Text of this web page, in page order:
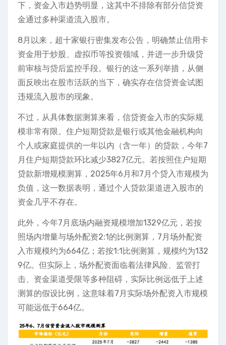
下，资金入市趋势明显，这其中不排除有部分信贷资
金通过多种渠道流入股市。
8月以来，超十家银行密集发布公告，明确禁止信用卡
资金用于炒股、虚拟币等投资领域，并进一步升级贷
前审核与贷后监控手段。银行的这一系列举措，从侧
面反映出在股市活跃的当下，确实存在信贷资金试图
违规流入股市的现象。
不过，从具体数据测算来看，信贷资金入市的实际规
模非常有限。住户短期贷款是银行或其他金融机构向
个人或家庭提供的一年以内（含一年）的贷款，今年7
月住户短期贷款环比减少3827亿元。若按照住户短期
贷款新增规模测算，2025年6月和7月个贷入市规模为
负值，这一数据表明，通过个人贷款渠道进入股市的
资金几乎不存在。
此外，今年7月底场内融资规模增加1329亿元，若按
照场内增量与场外配资2:1的比例测算，7月场外配资
入市规模约为664亿；若按1:1比例测算，规模约为132
9亿。但实际上，场外配资面临着法律风险、监管打
击、资金渠道受限等多种阻碍，实际比例远低于上述
测算的假设比例，这意味着7月实际场外配资入市规模
可能远低于664亿。